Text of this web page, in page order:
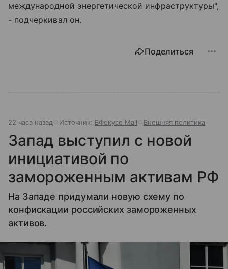
международной энергетической инфраструктуры",
- подчеркивал он.
Поделиться
22 часа назад Источник: ВФокусе Mail Внешняя политика
Запад выступил с новой
инициативой по
замороженным активам РФ
На Западе придумали новую схему по
конфискации российских замороженных
активов.